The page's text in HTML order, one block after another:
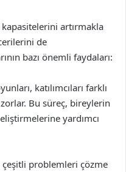
artırmakla
de
bazı önemli faydaları:
katılımcıları farklı
Bu süreç, bireylerin
yardımcı
problemleri çözme